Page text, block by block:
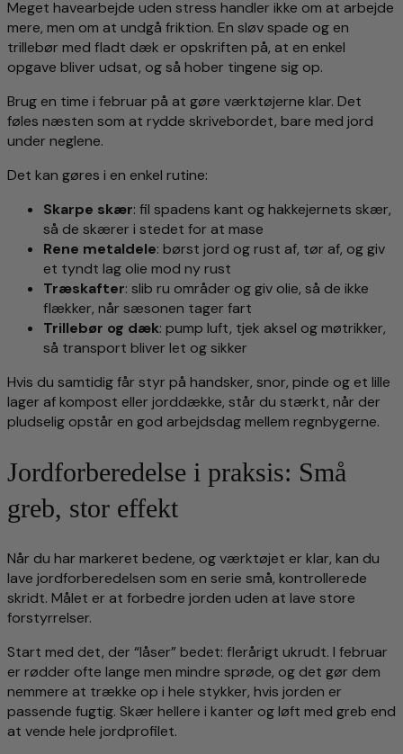
Meget havearbejde uden stress handler ikke om at arbejde
mere, men om at undgå friktion. En sløv spade og en
trillebør med fladt dæk er opskriften på, at en enkel
opgave bliver udsat, og så hober tingene sig op.
Brug en time i februar på at gøre værktøjerne klar. Det
føles næsten som at rydde skrivebordet, bare med jord
under neglene.
Det kan gøres i en enkel rutine:
Skarpe skær: fil spadens kant og hakkejernets skær,
så de skærer i stedet for at mase
Rene metaldele: børst jord og rust af, tør af, og giv
et tyndt lag olie mod ny rust
Træskafter: slib ru områder og giv olie, så de ikke
flækker, når sæsonen tager fart
Trillebør og dæk: pump luft, tjek aksel og møtrikker,
så transport bliver let og sikker
Hvis du samtidig får styr på handsker, snor, pinde og et lille
lager af kompost eller jorddække, står du stærkt, når der
pludselig opstår en god arbejdsdag mellem regnbygerne.
Jordforberedelse i praksis: Små
greb, stor effekt
Når du har markeret bedene, og værktøjet er klar, kan du
lave jordforberedelsen som en serie små, kontrollerede
skridt. Målet er at forbedre jorden uden at lave store
forstyrrelser.
Start med det, der “låser” bedet: flerårigt ukrudt. I februar
er rødder ofte lange men mindre sprøde, og det gør dem
nemmere at trække op i hele stykker, hvis jorden er
passende fugtig. Skær hellere i kanter og løft med greb end
at vende hele jordprofilet.